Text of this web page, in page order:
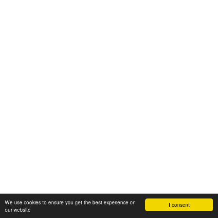
I consent
We use cookies to ensure you get the best experience on
our website